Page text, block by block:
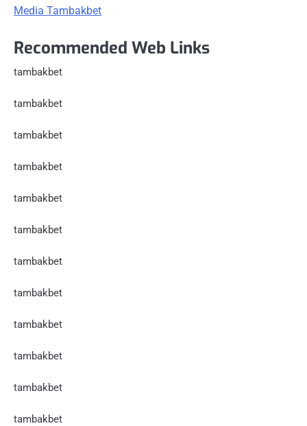
Media Tambakbet
Recommended Web Links
tambakbet
tambakbet
tambakbet
tambakbet
tambakbet
tambakbet
tambakbet
tambakbet
tambakbet
tambakbet
tambakbet
tambakbet